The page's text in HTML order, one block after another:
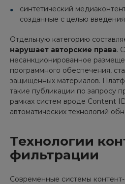
синтетический
созданные с целью
Отдельную категорию
нарушает авторские права.
несанкционированное
программного обеспечения,
защищенных материалов.
такие публикации по запросу
рамках систем вроде Content
автоматических технологий
Технологии
фильтрации
Современные системы